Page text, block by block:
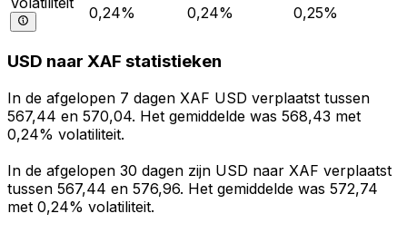
0,24% 0,24% 0,25%
USD naar XAF statistieken
In de afgelopen 7 dagen XAF USD verplaatst tussen
567,44 en 570,04. Het gemiddelde was 568,43 met
0,24% volatiliteit.
In de afgelopen 30 dagen zijn USD naar XAF verplaatst
tussen 567,44 en 576,96. Het gemiddelde was 572,74
met 0,24% volatiliteit.